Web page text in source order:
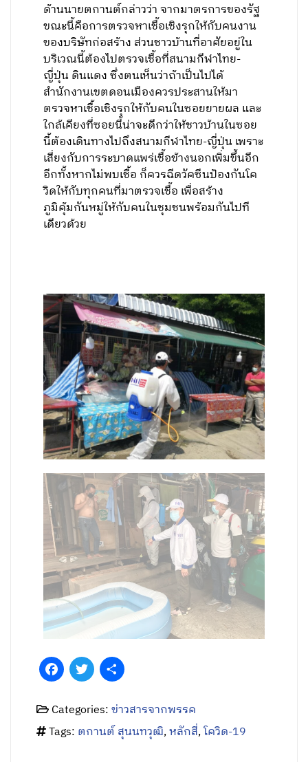
ด้านนายตกานต์กล่าวว่า จากมาตรการของรัฐ
ขณะนี้คือการตรวจหาเชื้อเชิงรุกให้กับคนงาน
ของบริษัทก่อสร้าง ส่วนชาวบ้านที่อาศัยอยู่ใน
บริเวณนี้ต้องไปตรวจเชื้อที่สนามกีฬาไทย-
ญี่ปุ่น ดินแดง ซึ่งตนเห็นว่าถ้าเป็นไปได้
สำนักงานเขตดอนเมืองควรประสานให้มา
ตรวจหาเชื้อเชิงรุกให้กับคนในซอยยายผล และ
ใกล้เคียงที่ซอยนี้น่าจะดีกว่าให้ชาวบ้านในซอย
นี้ต้องเดินทางไปถึงสนามกีฬาไทย-ญี่ปุ่น เพราะ
เสี่ยงกับการระบาดแพร่เชื้อข้างนอกเพิ่มขึ้นอีก
อีกทั้งหากไม่พบเชื้อ ก็ควรฉีดวัคซีนป้องกันโค
วิดให้กับทุกคนที่มาตรวจเชื้อ เพื่อสร้าง
ภูมิคุ้มกันหมู่ให้กับคนในชุมชนพร้อมกันไปที
เดียวด้วย
FacebookTwitter
Categories:ข่าวสารจากพรรค
Tags: ตกานต์ สุนนทวุฒิ,หลักสี่,โควิด-19